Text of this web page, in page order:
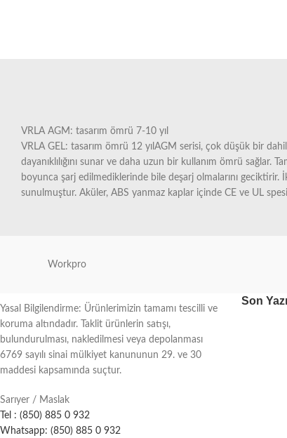
VRLA AGM: tasarım ömrü 7-10 yıl
VRLA GEL: tasarım ömrü 12 yılAGM serisi, çok düşük bir
dayanıklılığını sunar ve daha uzun bir kullanım ömrü
boyunca şarj edilmediklerinde bile deşarj olmalarını
sunulmuştur. Aküler, ABS yanmaz kaplar içinde CE ve UL
Workpro
Yasal Bilgilendirme: Ürünlerimizin tamamı tescilli ve
koruma altındadır. Taklit ürünlerin satışı,
bulundurulması, nakledilmesi veya depolanması
6769 sayılı sinai mülkiyet kanununun 29. ve 30
maddesi kapsamında suçtur.
Sarıyer / Maslak
Tel : (850) 885 0 932
Whatsapp: (850) 885 0 932
Son